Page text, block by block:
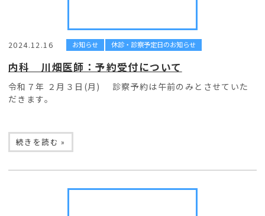
2024.12.16 お知らせ 休診・診察予定日のお知らせ
内科 川畑医師：予約受付について
令和７年 ２月３日(月) 診察予約は午前のみとさせていた
だきます。
続きを読む »